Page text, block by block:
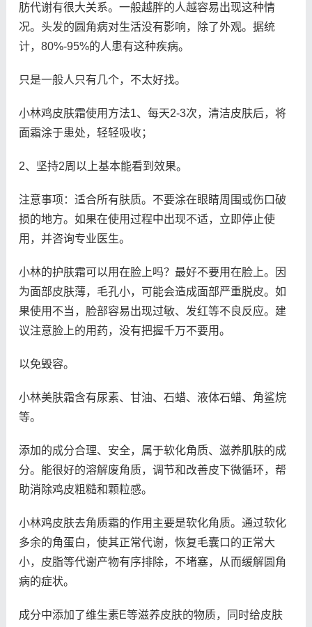
肪代谢有很大关系。一般越胖的人越容易出现这种情
况。头发的圆角病对生活没有影响，除了外观。据统
计，80%-95%的人患有这种疾病。
只是一般人只有几个，不太好找。
小林鸡皮肤霜使用方法1、每天2-3次，清洁皮肤后，将
面霜涂于患处，轻轻吸收；
2、坚持2周以上基本能看到效果。
注意事项：适合所有肤质。不要涂在眼睛周围或伤口破
损的地方。如果在使用过程中出现不适，立即停止使
用，并咨询专业医生。
小林的护肤霜可以用在脸上吗？最好不要用在脸上。因
为面部皮肤薄，毛孔小，可能会造成面部严重脱皮。如
果使用不当，脸部容易出现过敏、发红等不良反应。建
议注意脸上的用药，没有把握千万不要用。
以免毁容。
小林美肤霜含有尿素、甘油、石蜡、液体石蜡、角鲨烷
等。
添加的成分合理、安全，属于软化角质、滋养肌肤的成
分。能很好的溶解废角质，调节和改善皮下微循环，帮
助消除鸡皮粗糙和颗粒感。
小林鸡皮肤去角质霜的作用主要是软化角质。通过软化
多余的角蛋白，使其正常代谢，恢复毛囊口的正常大
小，皮脂等代谢产物有序排除，不堵塞，从而缓解圆角
病的症状。
成分中添加了维生素E等滋养皮肤的物质，同时给皮肤